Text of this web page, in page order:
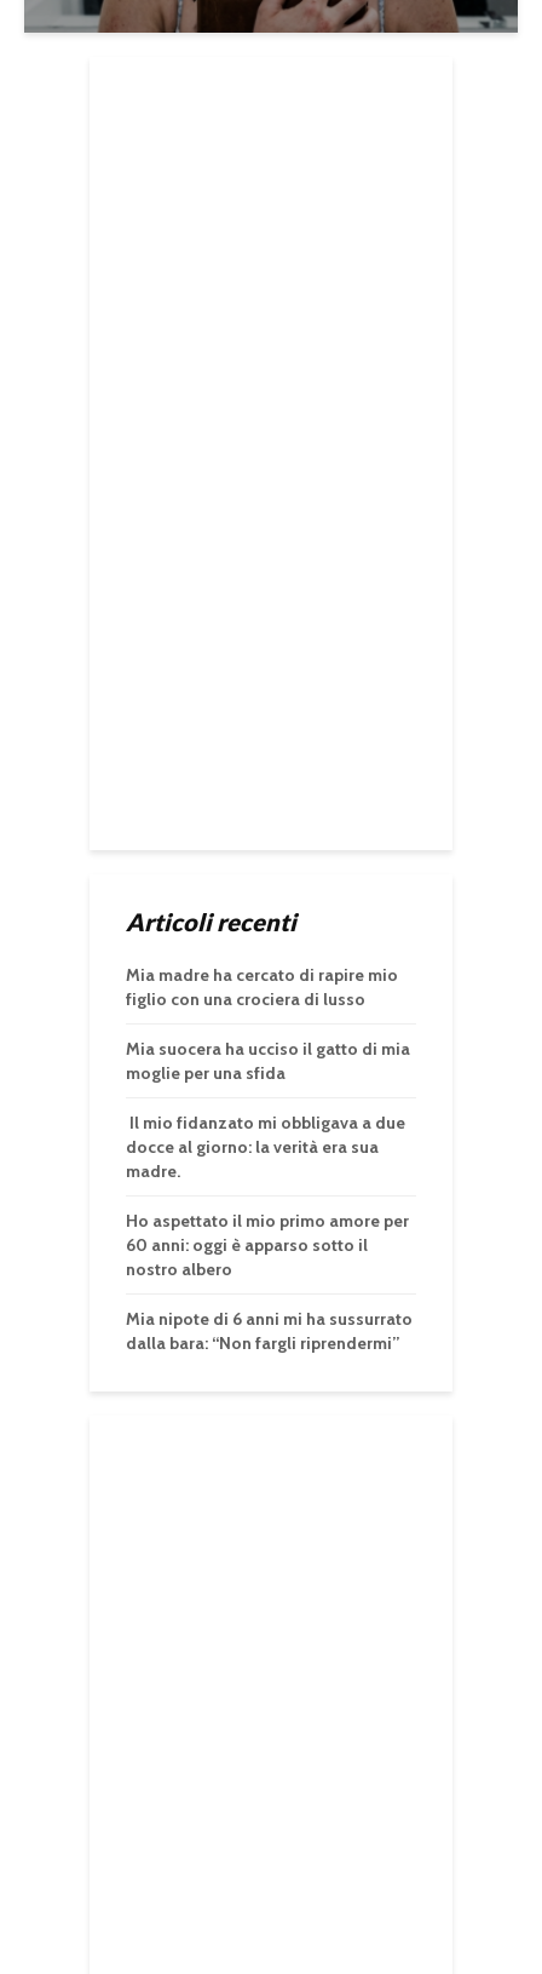
Articoli recenti
Mia madre ha cercato di rapire mio
figlio con una crociera di lusso
Mia suocera ha ucciso il gatto di mia
moglie per una sfida
Il mio fidanzato mi obbligava a due
docce al giorno: la verità era sua
madre.
Ho aspettato il mio primo amore per
60 anni: oggi è apparso sotto il
nostro albero
Mia nipote di 6 anni mi ha sussurrato
dalla bara: “Non fargli riprendermi”